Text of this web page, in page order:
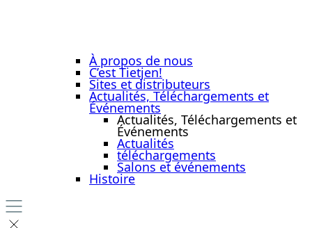
À propos de nous
C’est Tietjen!
Sites et distributeurs
Actualités, Téléchargements et
Événements
Actualités, Téléchargements et
Événements
Actualités
téléchargements
Salons et événements
Histoire